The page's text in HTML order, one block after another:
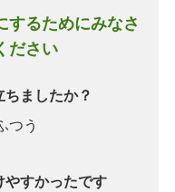
するためにみなさ
ださい
ましたか？
つう
やすかったです